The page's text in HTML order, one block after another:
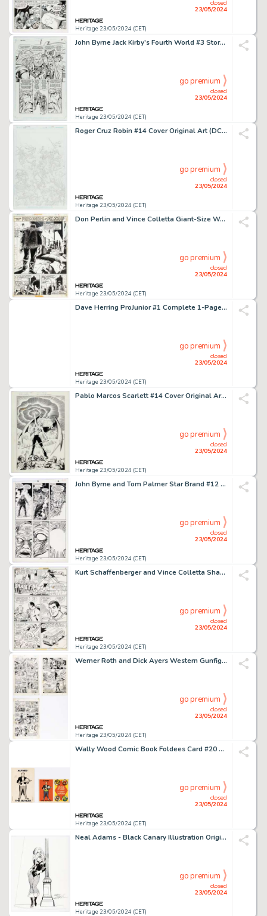
Heritage 23/05/2024 (CET)
closed
23/05/2024
John Byrne Jack Kirby's Fourth World #3 Story Page 9 Original Art (DC, 1997).
Heritage 23/05/2024 (CET)
closed
23/05/2024
go premium
Roger Cruz Robin #14 Cover Original Art (DC, 2022).
Heritage 23/05/2024 (CET)
closed
23/05/2024
go premium
Don Perlin and Vince Colletta Giant-Size Werewolf #2 Story Page 2 Original Art (Marvel, 1974).
Heritage 23/05/2024 (CET)
closed
23/05/2024
go premium
Dave Herring ProJunior #1 Complete 1-Page Story "Look Out Sinner! Here Comes... ProJunior" Original Art (Kitchen Sink Press, 1971).
Heritage 23/05/2024 (CET)
closed
23/05/2024
go premium
Pablo Marcos Scarlett #14 Cover Original Art (DC, 1994).
Heritage 23/05/2024 (CET)
closed
23/05/2024
go premium
John Byrne and Tom Palmer Star Brand #12 Story Page 13 Original Art (Marvel, 1988).
Heritage 23/05/2024 (CET)
closed
23/05/2024
go premium
Kurt Schaffenberger and Vince Colletta Shazam! #29 Story Page 4 Original Art (DC, 1977).
Heritage 23/05/2024 (CET)
closed
23/05/2024
go premium
Werner Roth and Dick Ayers Western Gunfighters #5 Story Pages Original Art Group of 3 (Marvel, 1971). (Total: 3 Original Art)
Heritage 23/05/2024 (CET)
closed
23/05/2024
go premium
Wally Wood Comic Book Foldees Card #20 Alfred Pennyworth Illustration Original Art (Topps, 1966). (Total: 2 Items)
Heritage 23/05/2024 (CET)
closed
23/05/2024
go premium
Neal Adams - Black Canary Illustration Original Art (undated).
Heritage 23/05/2024 (CET)
closed
23/05/2024
go premium